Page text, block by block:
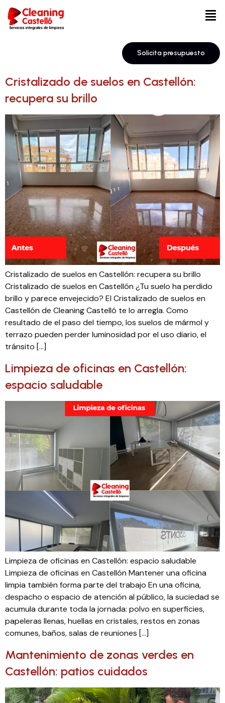
Solicita presupuesto
Cristalizado de suelos en Castellón:
recupera su brillo
Cristalizado de suelos en Castellón: recupera su brillo
Cristalizado de suelos en Castellón ¿Tu suelo ha perdido
brillo y parece envejecido? El Cristalizado de suelos en
Castellón de Cleaning Castelló te lo arregla. Como
resultado de el paso del tiempo, los suelos de mármol y
terrazo pueden perder luminosidad por el uso diario, el
tránsito […]
Limpieza de oficinas en Castellón:
espacio saludable
Limpieza de oficinas en Castellón: espacio saludable
Limpieza de oficinas en Castellón Mantener una oficina
limpia también forma parte del trabajo En una oficina,
despacho o espacio de atención al público, la suciedad se
acumula durante toda la jornada: polvo en superficies,
papeleras llenas, huellas en cristales, restos en zonas
comunes, baños, salas de reuniones […]
Mantenimiento de zonas verdes en
Castellón: patios cuidados